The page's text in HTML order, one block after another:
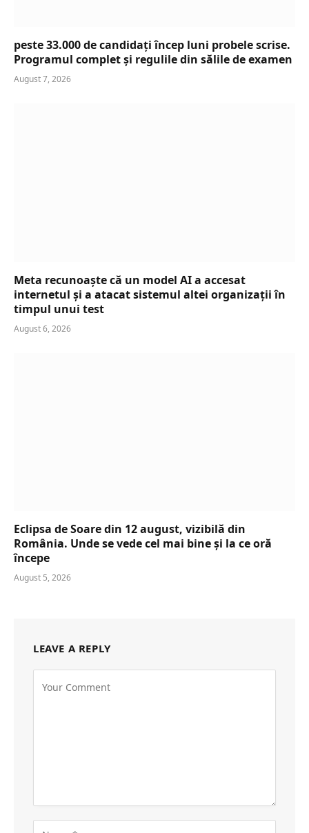
peste 33.000 de candidați încep luni probele scrise.
Programul complet și regulile din sălile de examen
August 7, 2026
Meta recunoaște că un model AI a accesat
internetul și a atacat sistemul altei organizații în
timpul unui test
August 6, 2026
Eclipsa de Soare din 12 august, vizibilă din
România. Unde se vede cel mai bine și la ce oră
începe
August 5, 2026
LEAVE A REPLY